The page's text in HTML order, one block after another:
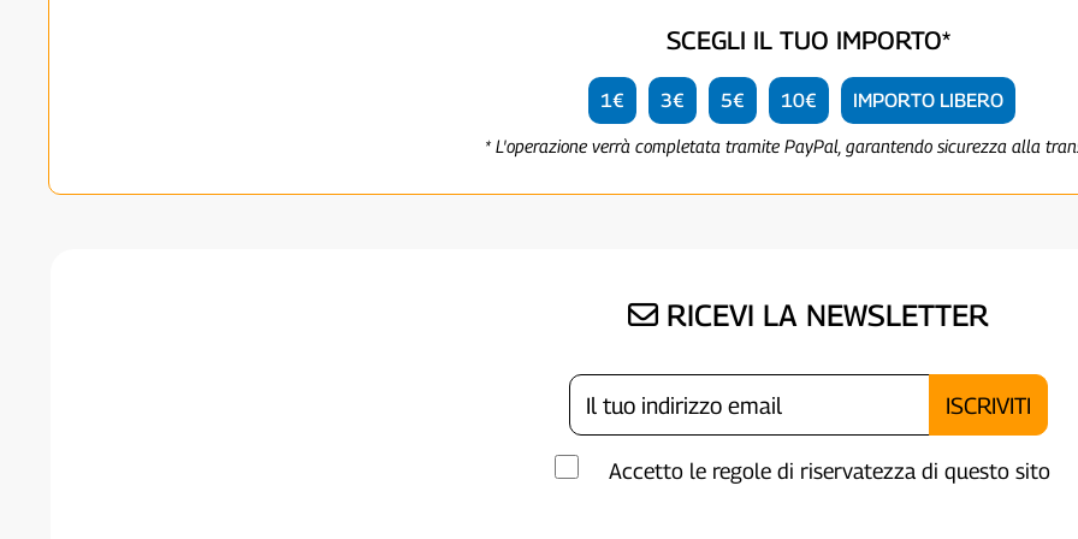
SCEGLI IL TUO IMPORTO*
1€ 3€ 5€ 10€ IMPORTO LIBERO
* L'operazione verrà completata tramite PayPal, garantendo sicurezza alla
RICEVI LA NEWSLETTER
Accetto le regole di riservatezza di questo sito